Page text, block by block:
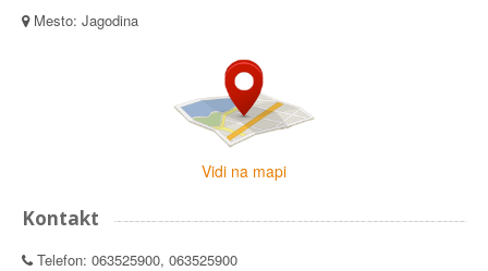
Mesto: Jagodina
Vidi na mapi
Kontakt
Telefon: 063525900, 063525900